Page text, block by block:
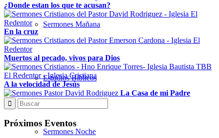
Sermones Mañana
Estudios Bíblicos
Sermones Noche
¿Donde estan los que te acusan?
En la cruz
Muertos al pecado, vivos para Dios
A la velocidad de Jesús
La Casa de mi Padre
Próximos Eventos